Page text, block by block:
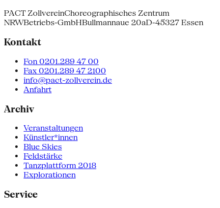
PACT ZollvereinChoreographisches Zentrum
NRWBetriebs-GmbHBullmannaue 20aD-45327 Essen
Kontakt
Fon 0201.289 47 00
Fax 0201.289 47 2100
info@pact-zollverein.de
Anfahrt
Archiv
Veranstaltungen
Künstler*innen
Blue Skies
Feldstärke
Tanzplattform 2018
Explorationen
Service